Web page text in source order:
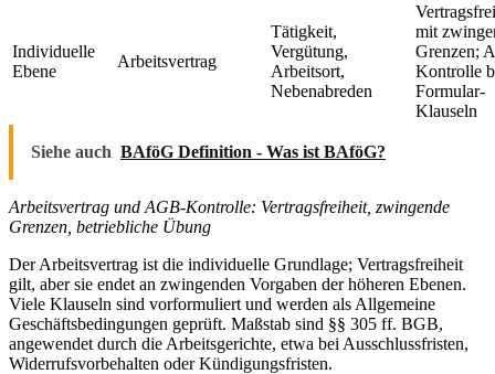
Individuelle
Ebene
Arbeitsvertrag
Tätigkeit,
Vergütung,
Arbeitsort,
Nebenabreden
mit
Grenzen;
Kontrolle
Formular-
Klauseln
Siehe auch BAföG Definition - Was ist BAföG?
Arbeitsvertrag und AGB-Kontrolle: Vertragsfreiheit, zwingende
Grenzen, betriebliche Übung
Der Arbeitsvertrag ist die individuelle Grundlage; Vertragsfreiheit
gilt, aber sie endet an zwingenden Vorgaben der höheren Ebenen.
Viele Klauseln sind vorformuliert und werden als Allgemeine
Geschäftsbedingungen geprüft. Maßstab sind §§ 305 ff. BGB,
angewendet durch die Arbeitsgerichte, etwa bei Ausschlussfristen,
Widerrufsvorbehalten oder Kündigungsfristen.